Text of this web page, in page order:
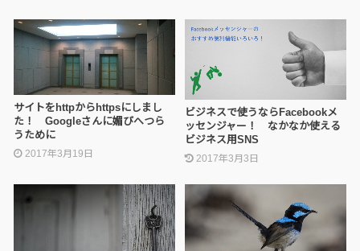
サイトをhttpからhttpsにしまし
た！ Googleさんに媚びへつら
うために
2017年3月19日
ビジネスで使うならFacebookメ
ッセンジャー！ なかなか使える
ビジネス用SNS
2017年3月3日